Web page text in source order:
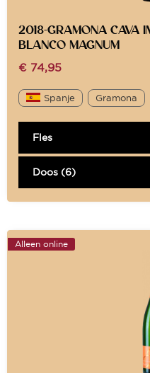
2018-GRAMONA CAVA
BLANCO MAGNUM
€ 74,95
Spanje Gramona
Fles
Doos (6)
Alleen online